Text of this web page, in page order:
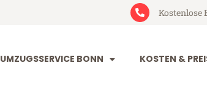
Kostenlose
UMZUGSSERVICE BONN KOSTEN &